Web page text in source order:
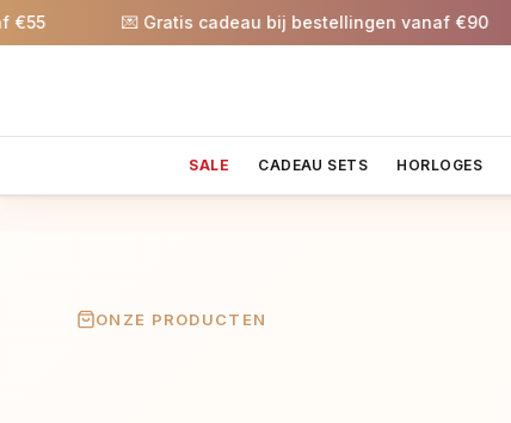
💌 Gratis cadeau bij bestellingen vanaf €90
SALE CADEAU SETS HORLOGES
ONZE PRODUCTEN